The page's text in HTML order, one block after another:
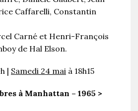
Caffarelli, Constantin
Carné et Henri-François
de Hal Elson.
| Samedi 24 mai à 18h15
à Manhattan – 1965 >